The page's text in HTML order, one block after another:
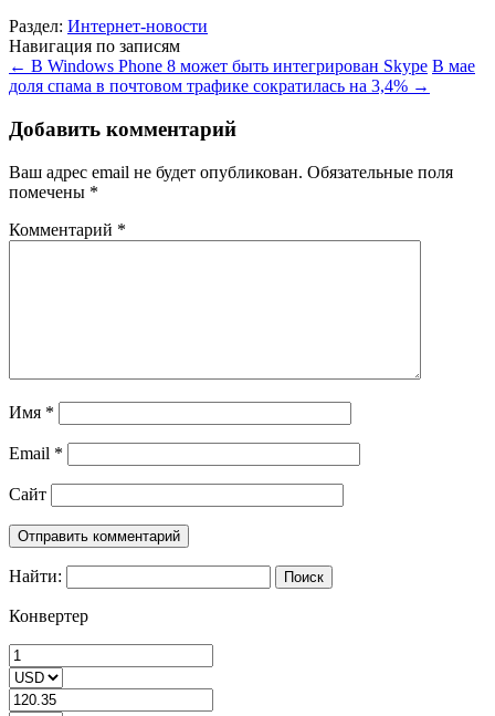
Раздел: Интернет-новости
Навигация по записям
← В Windows Phone 8 может быть интегрирован Skype В мае
доля спама в почтовом трафике сократилась на 3,4% →
Добавить комментарий
Ваш адрес email не будет опубликован. Обязательные поля
помечены *
Комментарий *
Имя *
Email *
Сайт
Найти:
Конвертер